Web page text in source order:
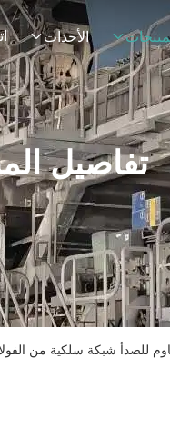
الأحداث
تفاصيل
للصدأ شبكة سلكية من